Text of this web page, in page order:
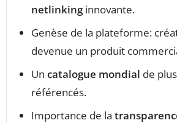
netlinkinginnovante.
Genèse de la plateforme:
devenue un produit
Un catalogue mondial de
référencés.
Importance de la